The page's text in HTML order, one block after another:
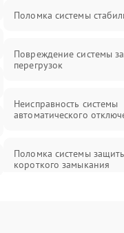
Поломка системы
Повреждение системы
перегрузок
Неисправность системы
автоматического
Поломка системы
короткого замыкания